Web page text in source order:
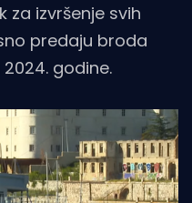
za izvršenje svih
predaju broda
godine.